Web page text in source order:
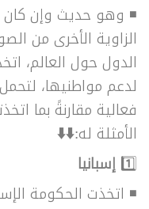
◾ وهو حديث وإن كان
الزاوية الأخرى من
الدول حول العالم،
لدعم مواطنيها،
فعالية مقارنةً بما
الأمثلة له:⬇️⬇️
1️⃣ إسبانيا
◾